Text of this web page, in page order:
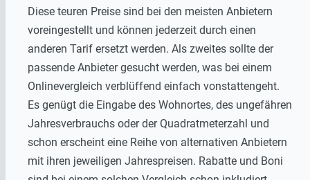
Diese teuren Preise sind bei den meisten Anbietern
voreingestellt und können jederzeit durch einen
anderen Tarif ersetzt werden. Als zweites sollte der
passende Anbieter gesucht werden, was bei einem
Onlinevergleich verblüffend einfach vonstattengeht.
Es genügt die Eingabe des Wohnortes, des ungefähren
Jahresverbrauchs oder der Quadratmeterzahl und
schon erscheint eine Reihe von alternativen Anbietern
mit ihren jeweiligen Jahrespreisen. Rabatte und Boni